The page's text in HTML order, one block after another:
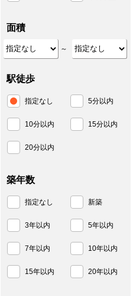
面積
～
駅徒歩
指定なし 5分以内
10分以内 15分以内
20分以内
築年数
指定なし 新築
3年以内 5年以内
7年以内 10年以内
15年以内 20年以内